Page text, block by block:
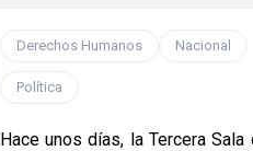
Derechos Humanos Nacional
Política
Hace unos días, la Tercera